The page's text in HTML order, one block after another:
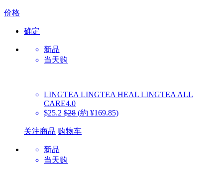
价格
确定
新品
当天购
LINGTEA LINGTEA HEAL LINGTEA ALL
CARE4.0
$25.2 $28 (約 ¥169.85)
关注商品 购物车
新品
当天购